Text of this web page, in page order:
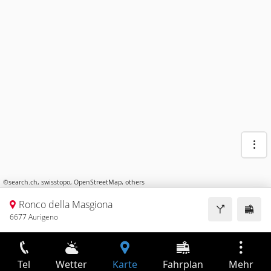
©search.ch, swisstopo, OpenStreetMap, others
Ronco della Masgiona
6677 Aurigeno
Tel Wetter Karte Fahrplan Mehr